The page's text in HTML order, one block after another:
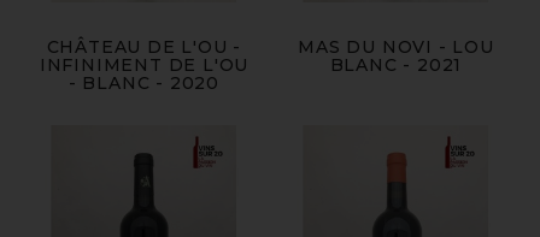
CHÂTEAU DE L'OU -
INFINIMENT DE L'OU
- BLANC - 2020
MAS DU NOVI - LOU
BLANC - 2021